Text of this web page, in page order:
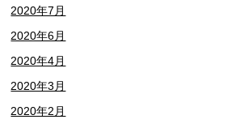
2020年7月
2020年6月
2020年4月
2020年3月
2020年2月